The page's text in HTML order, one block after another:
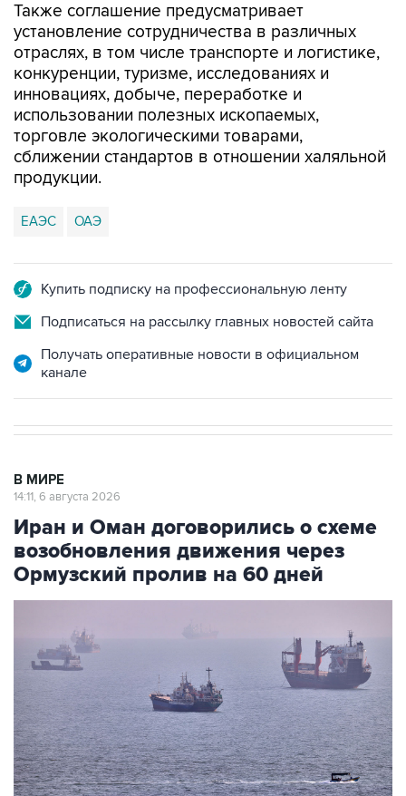
Также соглашение предусматривает
установление сотрудничества в различных
отраслях, в том числе транспорте и логистике,
конкуренции, туризме, исследованиях и
инновациях, добыче, переработке и
использовании полезных ископаемых,
торговле экологическими товарами,
сближении стандартов в отношении халяльной
продукции.
ЕАЭС ОАЭ
Купить подписку на профессиональную ленту
Подписаться на рассылку главных новостей сайта
Получать оперативные новости в официальном
канале
В МИРЕ
14:11, 6 августа 2026
Иран и Оман договорились о схеме
возобновления движения через
Ормузский пролив на 60 дней